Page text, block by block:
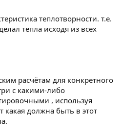
теплотворности. т.е.
тепла исходя из всех
расчётам для конкретного
с какими-либо
, используя
какая должна быть в этот